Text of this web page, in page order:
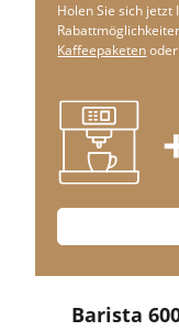
Holen Sie sich
Kaffeepaketen
Barista